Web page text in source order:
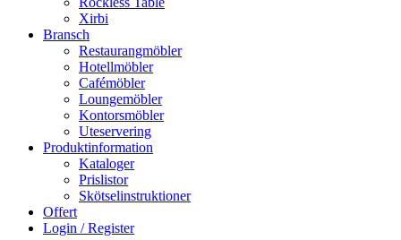
Xirbi
Bransch
Restaurangmöbler
Hotellmöbler
Cafémöbler
Loungemöbler
Kontorsmöbler
Uteservering
Produktinformation
Kataloger
Prislistor
Skötselinstruktioner
Offert
Login / Register